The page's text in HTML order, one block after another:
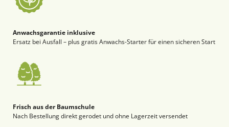
Anwachsgarantie inklusive
Ersatz bei Ausfall – plus gratis Anwachs-Starter für einen sicheren Start
Frisch aus der Baumschule
Nach Bestellung direkt gerodet und ohne Lagerzeit versendet